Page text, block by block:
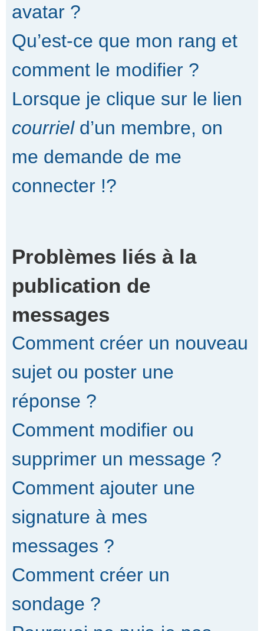
avatar ?
Qu’est-ce que mon rang et
comment le modifier ?
Lorsque je clique sur le lien
courrield’un membre, on
me demande de me
connecter !?
Problèmes liés à la
publication de
messages
Comment créer un nouveau
sujet ou poster une
réponse ?
Comment modifier ou
supprimer un message ?
Comment ajouter une
signature à mes
messages ?
Comment créer un
sondage ?